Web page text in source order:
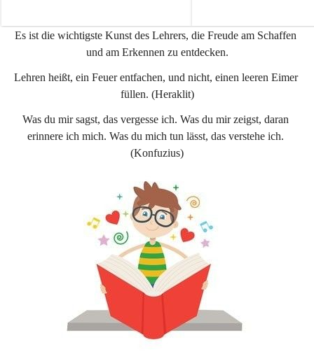
e
n
e
n
a
Es ist die wichtigste Kunst des Lehrers, die Freude am Schaffen
und am Erkennen zu entdecken.
Lehren heißt, ein Feuer entfachen, und nicht, einen leeren Eimer
füllen. (Heraklit)
Was du mir sagst, das vergesse ich. Was du mir zeigst, daran
erinnere ich mich. Was du mich tun lässt, das verstehe ich.
(Konfuzius)